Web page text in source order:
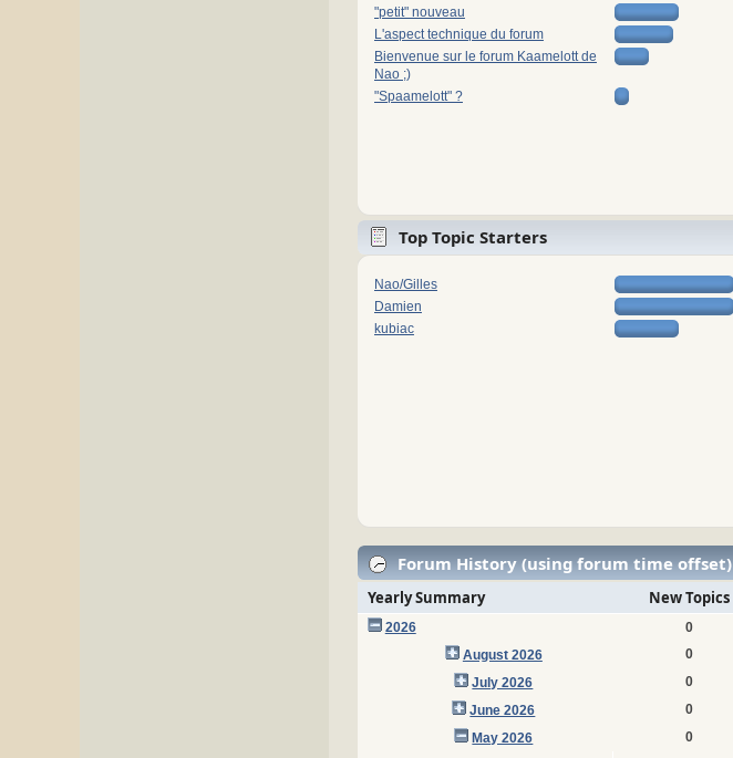
"petit" nouveau
L'aspect technique du forum
Bienvenue sur le forum Kaamelott de
Nao ;)
"Spaamelott" ?
Top Topic Starters
Nao/Gilles
Damien
kubiac
Forum History (using forum time offset)
Yearly Summary New Topics
2026 0
August 2026
0
July 2026
0
June 2026
0
May 2026
0